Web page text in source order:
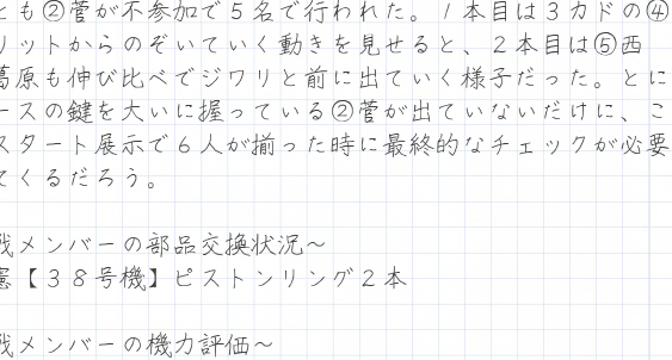
②菅が不参加で５名で行われた。１本目は３カドの④
ットからのぞいていく動きを見せると、２本目は⑤西
も伸び比べでジワリと前に出ていく様子だった。とに
スの鍵を大いに握っている②菅が出ていないだけに、こ
タート展示で６人が揃った時に最終的なチェックが必要
くるだろう。
メンバーの部品交換状況～
３８号機】ピストンリング２本
メンバーの機力評価～